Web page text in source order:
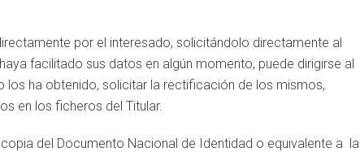
por el interesado, solicitándolo directamente al
facilitado sus datos en algún momento, puede dirigirse al
ha obtenido, solicitar la rectificación de los mismos,
en los ficheros del Titular.
del Documento Nacional de Identidad o equivalente a la